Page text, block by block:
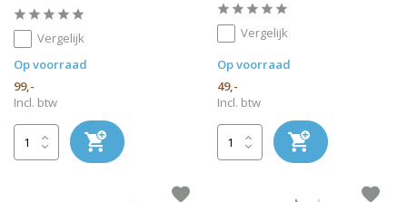
Vergelijk
Op voorraad
99,-
Incl. btw
Vergelijk
Op voorraad
49,-
Incl. btw